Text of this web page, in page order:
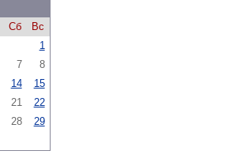
Сб
Вс
1
7
8
14
15
21
22
28
29